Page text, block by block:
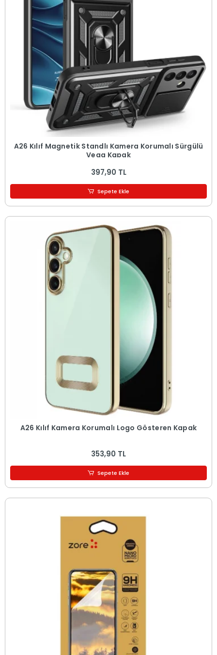
A26 Kılıf Magnetik Standlı Kamera Korumalı Sürgülü
Vega Kapak
397,90 TL
Sepete Ekle
A26 Kılıf Kamera Korumalı Logo Gösteren Kapak
353,90 TL
Sepete Ekle